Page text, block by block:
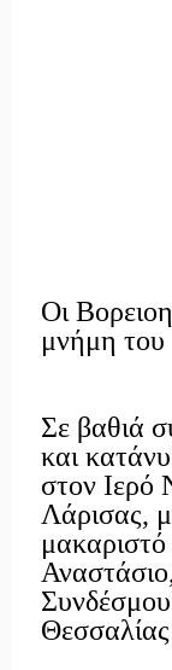
Οι
μνήμη του
Σε βαθιά
και
στον Ιερό
Λάρισας,